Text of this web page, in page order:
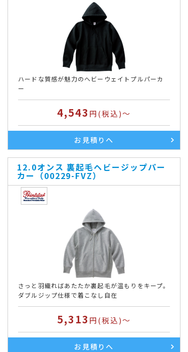
ハードな質感が魅力のヘビーウェイトプルパーカ
ー
4,543 円(税込)～
お見積りへ
12.0オンス 裏起毛ヘビージップパー
カー（00229-FVZ）
さっと羽織ればあたたか裏起毛が温もりをキープ。
ダブルジップ仕様で着こなし自在
5,313 円(税込)～
お見積りへ